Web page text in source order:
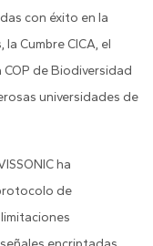
con éxito en la
Cumbre CICA, el
de Biodiversidad
universidades de
ha
de